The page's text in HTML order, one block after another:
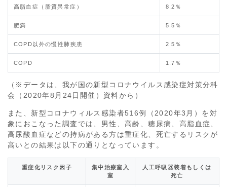
高脂血症（脂質異常症） 8.2％
肥満 5.5％
COPD以外の慢性肺疾患 2.5％
COPD 1.7％
（※データは、我が国の新型コロナウイルス感染症対策分科
会（2020年8月24日開催）資料から）
また、新型コロナウィルス感染者516例（2020年3月）を対
象におこなった調査では、男性、高齢、糖尿病、高脂血症、
高尿酸血症などの持病がある方は重症化、死亡するリスクが
高いとの結果は以下の通りとなっています。
重症化リスク因子
集中治療室入
室
人工呼吸器装着もしくは
死亡